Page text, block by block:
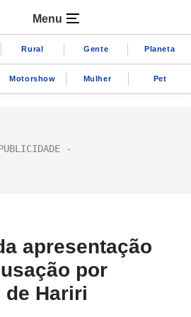
Menu
Rural Gente Planeta
Motorshow Mulher Pet
apresentação
por
Hariri